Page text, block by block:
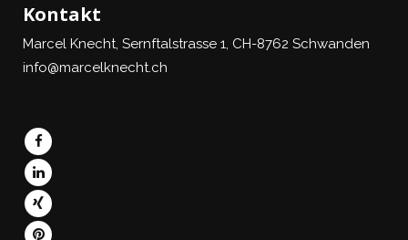
Kontakt
Marcel Knecht, Sernftalstrasse 1, CH-8762 Schwanden
info@marcelknecht.ch